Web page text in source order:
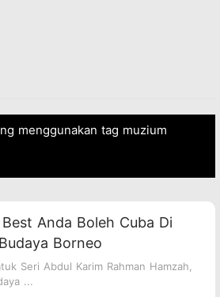
menggunakan tag muzium
Anda Boleh Cuba Di
Borneo
Seri Abdul Karim Rahman Hamzah,
...